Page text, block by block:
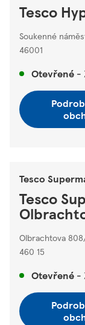
Tesco
Soukenné
46001
Otevřené -
Tesco
Tesco
Olbrachtova
460 15
Otevřené -